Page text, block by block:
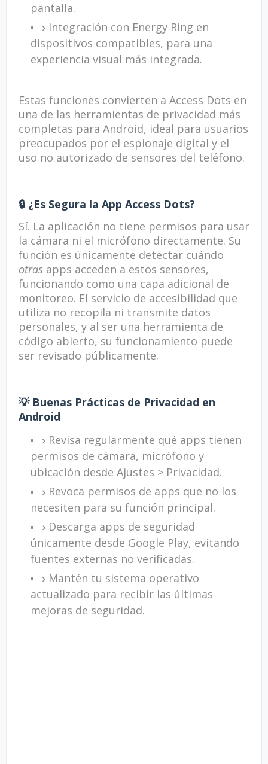
pantalla.
Integración con Energy Ring en
dispositivos compatibles, para una
experiencia visual más integrada.
Estas funciones convierten a Access Dots en
una de las herramientas de privacidad más
completas para Android, ideal para usuarios
preocupados por el espionaje digital y el
uso no autorizado de sensores del teléfono.
🔒 ¿Es Segura la App Access Dots?
Sí. La aplicación no tiene permisos para usar
la cámara ni el micrófono directamente. Su
función es únicamente detectar cuándo
otras apps acceden a estos sensores,
funcionando como una capa adicional de
monitoreo. El servicio de accesibilidad que
utiliza no recopila ni transmite datos
personales, y al ser una herramienta de
código abierto, su funcionamiento puede
ser revisado públicamente.
💡 Buenas Prácticas de Privacidad en
Android
Revisa regularmente qué apps tienen
permisos de cámara, micrófono y
ubicación desde Ajustes > Privacidad.
Revoca permisos de apps que no los
necesiten para su función principal.
Descarga apps de seguridad
únicamente desde Google Play, evitando
fuentes externas no verificadas.
Mantén tu sistema operativo
actualizado para recibir las últimas
mejoras de seguridad.